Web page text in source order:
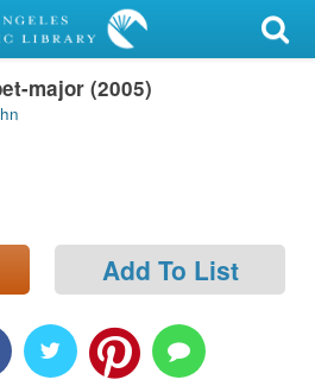
major (2005)
Add To List